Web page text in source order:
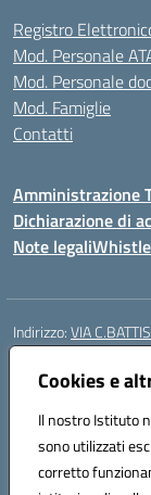
Cookies e
Il nostro Istituto
sono utilizzati
corretto
Registro
Mod. Personale
Mod. Personale
Mod. Famiglie
Contatti
Amministrazione
Dichiarazione di
Note legali
Indirizzo:VIA
Centralino:
Posta elettronica
Codice fiscale:
Codice
Codice Indice delle
Codice unico di